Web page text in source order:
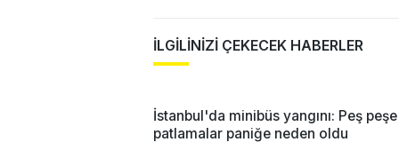
İLGİLİNİZİ ÇEKECEK HABERLER
İstanbul'da minibüs yangını: Peş peşe
patlamalar paniğe neden oldu